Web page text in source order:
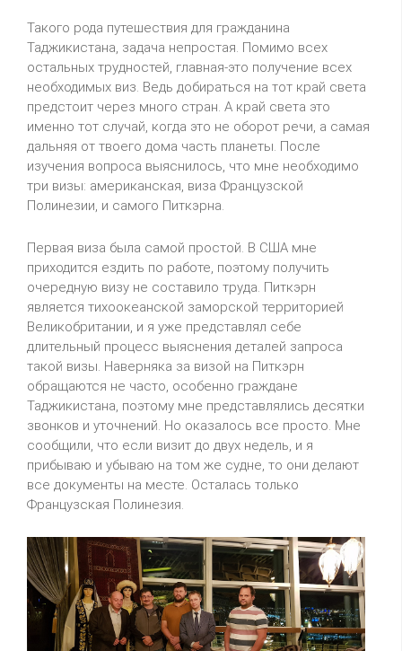
Такого рода путешествия для гражданина
Таджикистана, задача непростая. Помимо всех
остальных трудностей, главная-это получение всех
необходимых виз. Ведь добираться на тот край света
предстоит через много стран. А край света это
именно тот случай, когда это не оборот речи, а самая
дальняя от твоего дома часть планеты. После
изучения вопроса выяснилось, что мне необходимо
три визы: американская, виза Французской
Полинезии, и самого Питкэрна.
Первая виза была самой простой. В США мне
приходится ездить по работе, поэтому получить
очередную визу не составило труда. Питкэрн
является тихоокеанской заморской территорией
Великобритании, и я уже представлял себе
длительный процесс выяснения деталей запроса
такой визы. Наверняка за визой на Питкэрн
обращаются не часто, особенно граждане
Таджикистана, поэтому мне представлялись десятки
звонков и уточнений. Но оказалось все просто. Мне
сообщили, что если визит до двух недель, и я
прибываю и убываю на том же судне, то они делают
все документы на месте. Осталась только
Французская Полинезия.